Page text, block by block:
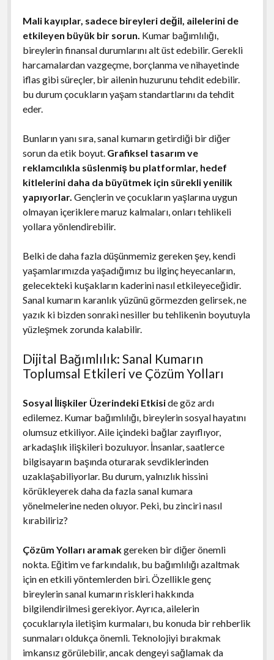
Mali kayıplar, sadece bireyleri değil, ailelerini de
etkileyen büyük bir sorun. Kumar bağımlılığı,
bireylerin finansal durumlarını alt üst edebilir. Gerekli
harcamalardan vazgeçme, borçlanma ve nihayetinde
iflas gibi süreçler, bir ailenin huzurunu tehdit edebilir.
bu durum çocukların yaşam standartlarını da tehdit
eder.
Bunların yanı sıra, sanal kumarın getirdiği bir diğer
sorun da etik boyut. Grafiksel tasarım ve
reklamcılıkla süslenmiş bu platformlar, hedef
kitlelerini daha da büyütmek için sürekli yenilik
yapıyorlar. Gençlerin ve çocukların yaşlarına uygun
olmayan içeriklere maruz kalmaları, onları tehlikeli
yollara yönlendirebilir.
Belki de daha fazla düşünmemiz gereken şey, kendi
yaşamlarımızda yaşadığımız bu ilginç heyecanların,
gelecekteki kuşakların kaderini nasıl etkileyeceğidir.
Sanal kumarın karanlık yüzünü görmezden gelirsek, ne
yazık ki bizden sonraki nesiller bu tehlikenin boyutuyla
yüzleşmek zorunda kalabilir.
Dijital Bağımlılık: Sanal Kumarın
Toplumsal Etkileri ve Çözüm Yolları
Sosyal İlişkiler Üzerindeki Etkiside göz ardı
edilemez. Kumar bağımlılığı, bireylerin sosyal hayatını
olumsuz etkiliyor. Aile içindeki bağlar zayıflıyor,
arkadaşlık ilişkileri bozuluyor. İnsanlar, saatlerce
bilgisayarın başında oturarak sevdiklerinden
uzaklaşabiliyorlar. Bu durum, yalnızlık hissini
körükleyerek daha da fazla sanal kumara
yönelmelerine neden oluyor. Peki, bu zinciri nasıl
kırabiliriz?
Çözüm Yolları aramakgereken bir diğer önemli
nokta. Eğitim ve farkındalık, bu bağımlılığı azaltmak
için en etkili yöntemlerden biri. Özellikle genç
bireylerin sanal kumarın riskleri hakkında
bilgilendirilmesi gerekiyor. Ayrıca, ailelerin
çocuklarıyla iletişim kurmaları, bu konuda bir rehberlik
sunmaları oldukça önemli. Teknolojiyi bırakmak
imkansız görülebilir, ancak dengeyi sağlamak da